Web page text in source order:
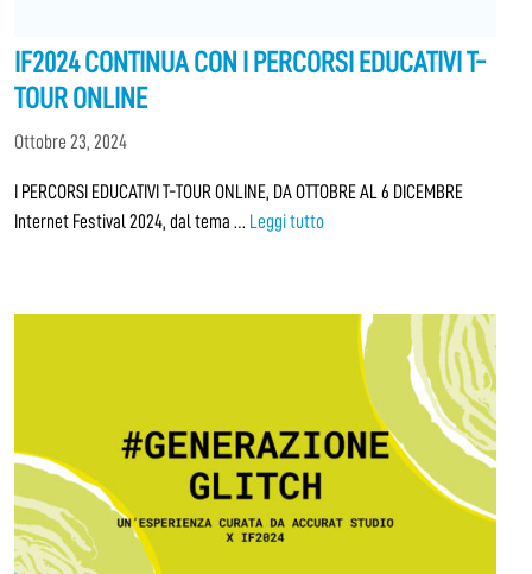
IF2024 CONTINUA CON I PERCORSI EDUCATIVI T-
TOUR ONLINE
Ottobre 23, 2024
I PERCORSI EDUCATIVI T-TOUR ONLINE, DA OTTOBRE AL 6 DICEMBRE
Internet Festival 2024, dal tema … Leggi tutto